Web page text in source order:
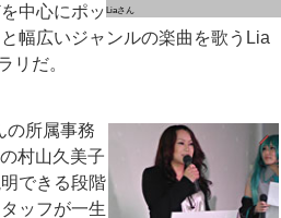
Liaさん
中心にポッ
幅広いジャンルの楽曲を歌うLia
リだ。
所属事務
村山久美子
できる段階
ッフが一生